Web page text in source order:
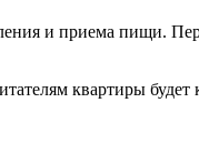
и приема пищи.
квартиры будет